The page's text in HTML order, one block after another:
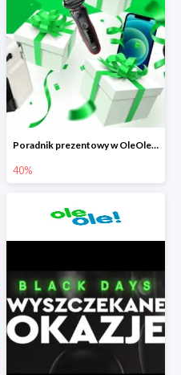
Poradnik prezentowy w OleOle! - rabaty do -40%
40%